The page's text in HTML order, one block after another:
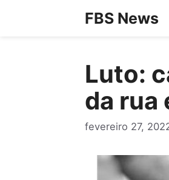
FBS News
Luto:
da rua
fevereiro 27,